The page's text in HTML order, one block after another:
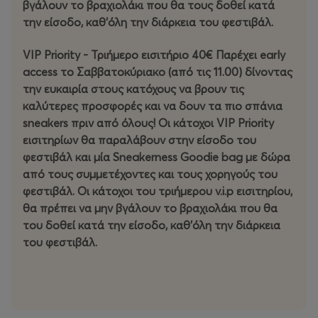
καλλιτεχνικές δράσεις, αποκλειστικές κυκλοφορίες και
panel discussions, DJ sets και live συναυλίες. Στο χώρο
θα υπάρχουν Street Food & Cocktail court, Gaming &
Arcade stations, Tattoo & Graffiti corner, Barber corner
αλλά και τα κορυφαία Streetwear Brands και Merch. Για
τους λάτρεις των σπορ, το μπάσκετ θα έχει
πρωταγωνιστικό ρόλο ενώ παράλληλα δεν θα λείπουν
και τα skate challenges.
βγάλουν το βραχιολάκι που θα τους δοθεί κατά
την είσοδο, καθ'όλη την διάρκεια του φεστιβάλ.
VIP Priority - Τριήμερο εισιτήριο 40€ Παρέχει early
access το Σαββατοκύριακο (από τις 11.00) δίνοντας
την ευκαιρία στους κατόχους να βρουν τις
καλύτερες προσφορές και να δουν τα πιο σπάνια
sneakers πριν από όλους! Οι κάτοχοι VIP Priority
εισιτηρίων θα παραλάβουν στην είσοδο του
φεστιβάλ και μία Sneakerness Goodie bag με δώρα
από τους συμμετέχοντες και τους χορηγούς του
φεστιβάλ. Οι κάτοχοι του τριήμερου v.i.p εισιτηρίου,
θα πρέπει να μην βγάλουν το βραχιολάκι που θα
του δοθεί κατά την είσοδο, καθ'όλη την διάρκεια
του φεστιβάλ.